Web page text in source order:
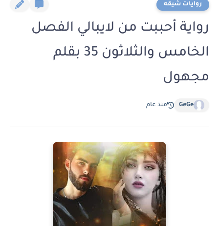
روايات شيقه
رواية أحببت من لايبالي الفصل
الخامس والثلاثون 35 بقلم
مجهول
GeGe منذ عام